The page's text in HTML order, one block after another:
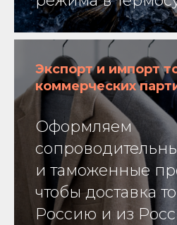
Экспорт и импорт
коммерческих
Оформляем
и таможенные
чтобы доставка
Россию и из